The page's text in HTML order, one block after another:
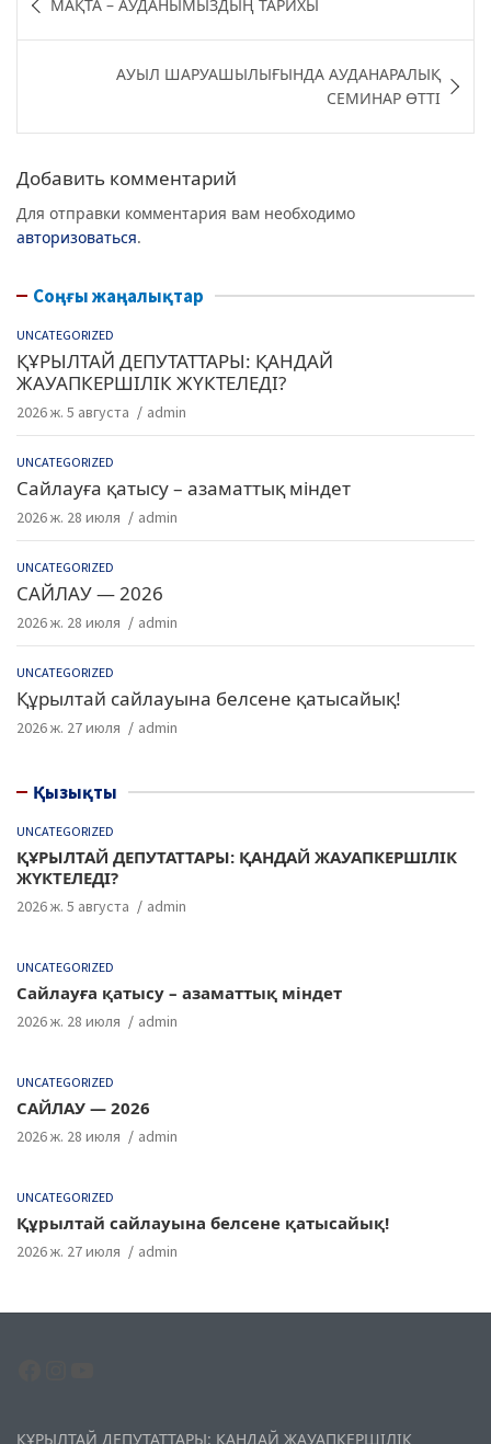
e
b
o
er g
ra
m
s
A
p
p
по МАҚТА – АУДАНЫМЫЗДЫҢ ТАРИХЫ
АУЫЛ ШАРУАШЫЛЫҒЫНДА АУДАНАРАЛЫҚ
СЕМИНАР ӨТТІ
Добавить комментарий
Для отправки комментария вам необходимо
авторизоваться.
Соңғы жаңалықтар
UNCATEGORIZED
ҚҰРЫЛТАЙ ДЕПУТАТТАРЫ: ҚАНДАЙ
ЖАУАПКЕРШІЛІК ЖҮКТЕЛЕДІ?
2026 ж. 5 августа admin
UNCATEGORIZED
Сайлауға қатысу – азаматтық міндет
2026 ж. 28 июля admin
UNCATEGORIZED
САЙЛАУ — 2026
2026 ж. 28 июля admin
UNCATEGORIZED
Құрылтай сайлауына белсене қатысайық!
2026 ж. 27 июля admin
Қызықты
UNCATEGORIZED
ҚҰРЫЛТАЙ ДЕПУТАТТАРЫ: ҚАНДАЙ ЖАУАПКЕРШІЛІК
ЖҮКТЕЛЕДІ?
2026 ж. 5 августа admin
UNCATEGORIZED
Сайлауға қатысу – азаматтық міндет
2026 ж. 28 июля admin
UNCATEGORIZED
САЙЛАУ — 2026
2026 ж. 28 июля admin
UNCATEGORIZED
Құрылтай сайлауына белсене қатысайық!
2026 ж. 27 июля admin
ҚҰРЫЛТАЙ ДЕПУТАТТАРЫ: ҚАНДАЙ ЖАУАПКЕРШІЛІК